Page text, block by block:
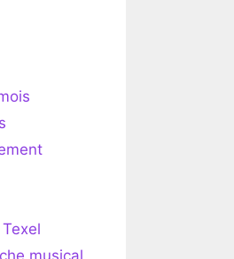
musical